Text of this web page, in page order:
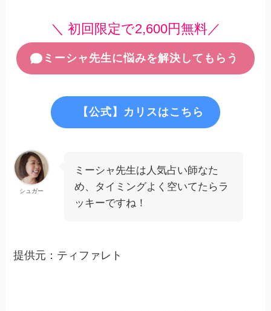
＼ 初回限定で2,600円無料／
ミーシャ先生に悩みを解決してもらう
【公式】カリスはこちら
シュガー
ミーシャ先生は人気占い師なた
め、タイミングよく空いてたらラ
ッキーですね！
提供元：ティファレト